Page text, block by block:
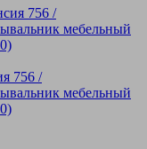
756 /
мебельный